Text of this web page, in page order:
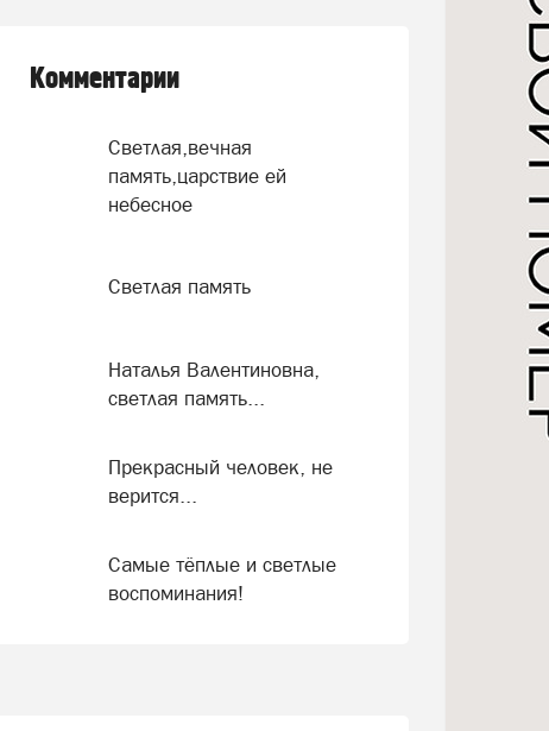
Комментарии
Светлая,вечная
память,царствие ей
небесное
Светлая память
Наталья Валентиновна,
светлая память...
Прекрасный человек, не
верится...
Самые тёплые и светлые
воспоминания!